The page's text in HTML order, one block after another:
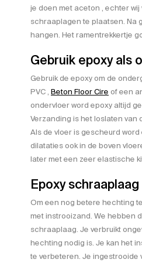
je doen met aceton , echter
schraaplagen te plaatsen. Na
hangen. Het ramentrekkertje
Gebruik epoxy als
Gebruik de epoxy om de
PVC , Beton Floor Cire of een
ondervloer word epoxy altijd
Verzanding is het loslaten
Als de vloer is gescheurd
dilataties ook in de boven
later met een zeer elastische
Epoxy
Om een nog betere hechting
met instrooizand. We hebben
schraaplaag. Je verbruikt
hechting nodig is. Je kan het
te verbeteren. Je ingestrooide